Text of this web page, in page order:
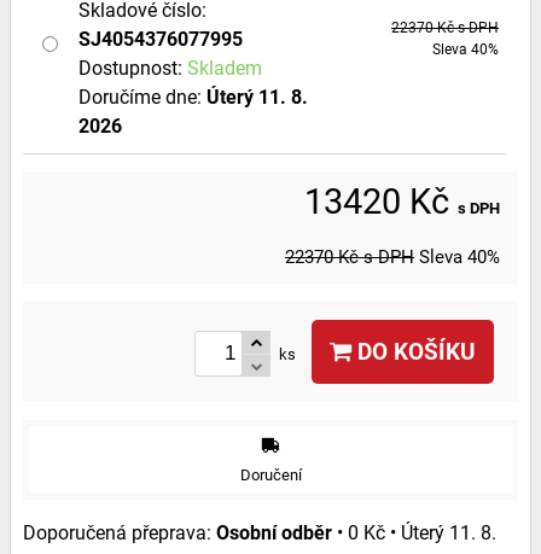
Skladové číslo:
SJ4054376077995
Dostupnost: Skladem
Doručíme dne: Úterý 11. 8.
2026
22370 Kč s DPH
Sleva 40%
13420 Kč s DPH
22370 Kč s DPH Sleva 40%
ks DO KOŠÍKU
Doručení
Osobní odběr • 0 Kč • Úterý 11. 8.